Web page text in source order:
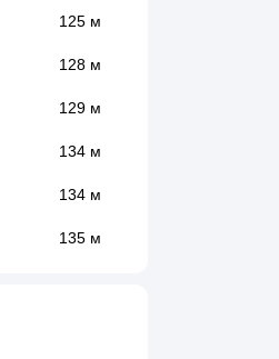
125 м
128 м
129 м
134 м
134 м
135 м